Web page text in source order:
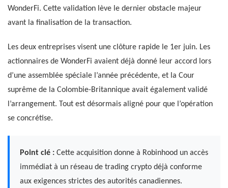
WonderFi. Cette validation lève le dernier obstacle majeur
avant la finalisation de la transaction.
Les deux entreprises visent une clôture rapide le 1er juin. Les
actionnaires de WonderFi avaient déjà donné leur accord lors
d’une assemblée spéciale l’année précédente, et la Cour
suprême de la Colombie-Britannique avait également validé
l’arrangement. Tout est désormais aligné pour que l’opération
se concrétise.
Point clé : Cette acquisition donne à Robinhood un accès
immédiat à un réseau de trading crypto déjà conforme
aux exigences strictes des autorités canadiennes.